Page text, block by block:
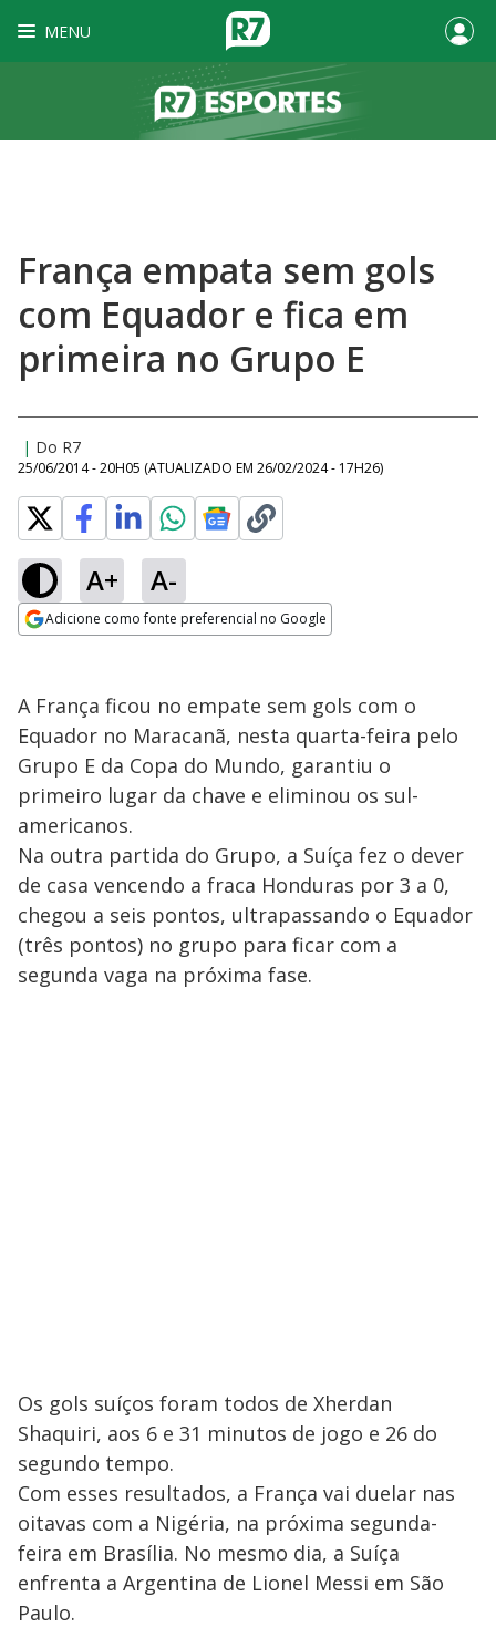
MENU
França empata sem gols
com Equador e fica em
primeira no Grupo E
| Do R7
25/06/2014 - 20H05 (ATUALIZADO EM 26/02/2024 - 17H26)
A+ A-
Adicione como fonte preferencial no Google
A França ficou no empate sem gols com o
Equador no Maracanã, nesta quarta-feira pelo
Grupo E da Copa do Mundo, garantiu o
primeiro lugar da chave e eliminou os sul-
americanos.
Na outra partida do Grupo, a Suíça fez o dever
de casa vencendo a fraca Honduras por 3 a 0,
chegou a seis pontos, ultrapassando o Equador
(três pontos) no grupo para ficar com a
segunda vaga na próxima fase.
Os gols suíços foram todos de Xherdan
Shaquiri, aos 6 e 31 minutos de jogo e 26 do
segundo tempo.
Com esses resultados, a França vai duelar nas
oitavas com a Nigéria, na próxima segunda-
feira em Brasília. No mesmo dia, a Suíça
enfrenta a Argentina de Lionel Messi em São
Paulo.